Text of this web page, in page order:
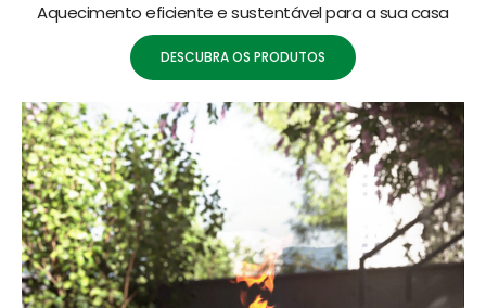
Aquecimento eficiente e sustentável para a sua casa
DESCUBRA OS PRODUTOS